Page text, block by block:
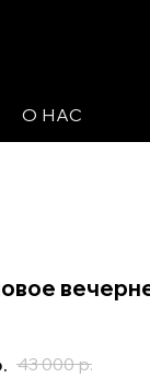
О НАС
43 000 р.